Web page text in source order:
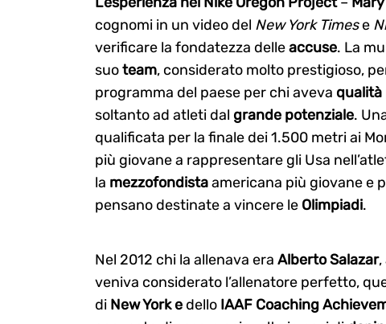
cognomi in un video del New York Timese
verificare la fondatezza delleaccuse. La
suoteam, considerato molto prestigioso,
programma del paese per chi aveva
soltanto ad atleti dal grande potenziale.
qualificata per la finale dei 1.500 metri ai
più giovane a rappresentare gli Usa
la mezzofondistaamericana più giovane e
pensano destinate a vincere le Olimpiadi.
Nel 2012 chi la allenava era Alberto Salazar,
veniva considerato l’allenatore perfetto,
di New York edello IAAF Coaching